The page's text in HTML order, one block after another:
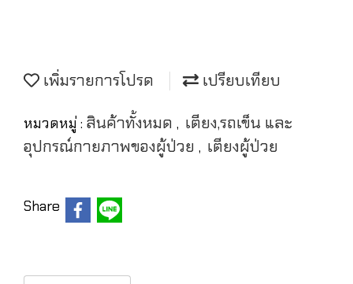
เพิ่มรายการโปรด เปรียบเทียบ
หมวดหมู่ : สินค้าทั้งหมด , เตียง,รถเข็น และ
อุปกรณ์กายภาพของผู้ป่วย , เตียงผู้ป่วย
Share